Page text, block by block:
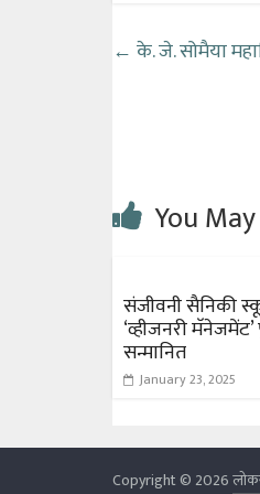
← के. जे. सोमैया
You
संजीवनी सैनिकी
‘व्हीजनरी
सन्मानित
January 23, 2025
Copyright © 2026